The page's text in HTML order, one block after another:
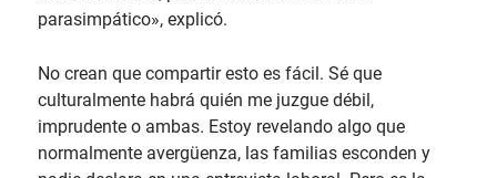
parasimpático», explicó.
No crean que compartir esto es fácil. Sé que
culturalmente habrá quién me juzgue débil,
imprudente o ambas. Estoy revelando algo que
normalmente avergüenza, las familias esconden y